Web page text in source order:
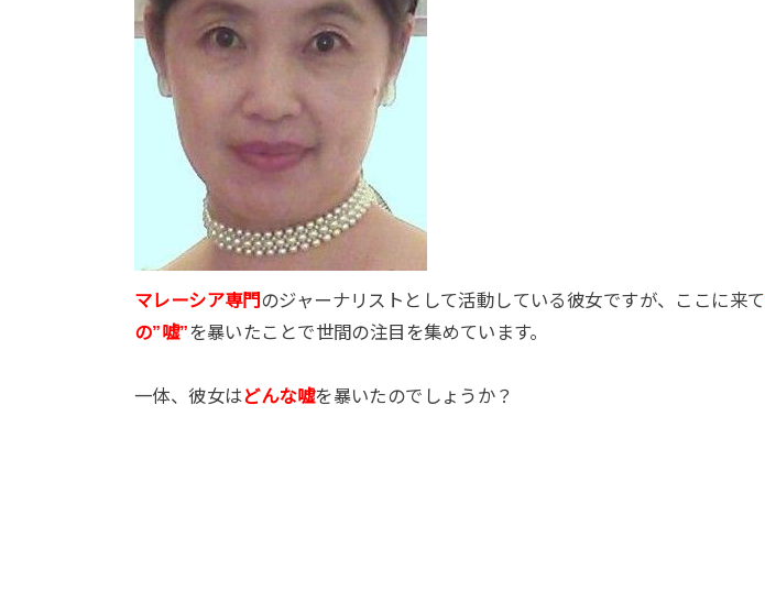
マレーシア専門 のジャーナリストとして活動している彼女ですが、ここに来て
の”嘘”を暴いたことで世間の注目を集めています。
一体、彼女はどんな嘘を暴いたのでしょうか？